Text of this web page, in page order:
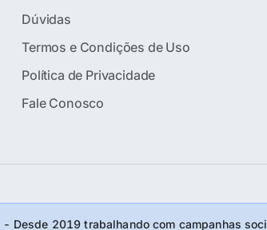
Dúvidas
Termos e Condições de Uso
Política de Privacidade
Fale Conosco
- Desde 2019 trabalhando com campanhas